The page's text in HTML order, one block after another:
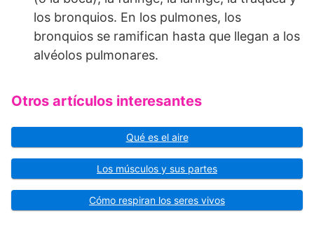
los bronquios. En los pulmones, los
bronquios se ramifican hasta que llegan a los
alvéolos pulmonares.
Otros artículos interesantes
Qué es el aire
Los músculos y sus partes
Cómo respiran los seres vivos